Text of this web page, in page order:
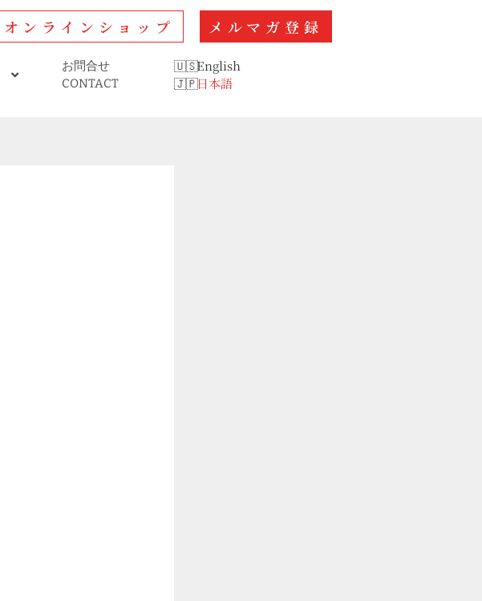
オンラインショップ メルマガ登録
お問合せ
CONTACT
English
日本語